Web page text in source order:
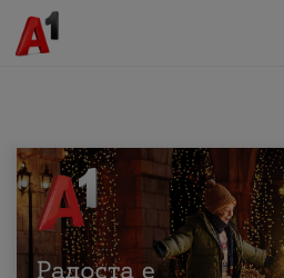
МК EN SQ